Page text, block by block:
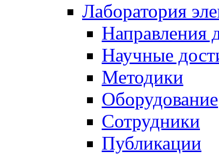
Лаборатория
Направления
Научные
Методики
Оборудование
Сотрудники
Публикации